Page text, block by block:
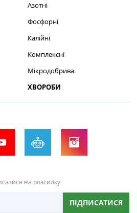
Азотні
Фосфорні
Калійні
Комплексні
Мікродобрива
ХВОРОБИ
на розсилку
ПІДПИСАТИСЯ